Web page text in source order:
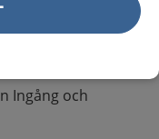
hos
Ingång och